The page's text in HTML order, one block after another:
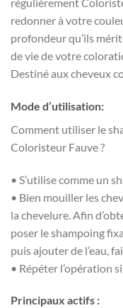
redonner à votre
profondeur qu’ils
de vie de votre
Destiné aux cheveux
Mode d’utilisation:
Comment utiliser le
Coloristeur Fauve ?
• S’utilise comme un
• Bien mouiller les
la chevelure. Afin
poser le shampoing
puis ajouter de l’eau,
• Répéter l’opération
Principaux actifs :